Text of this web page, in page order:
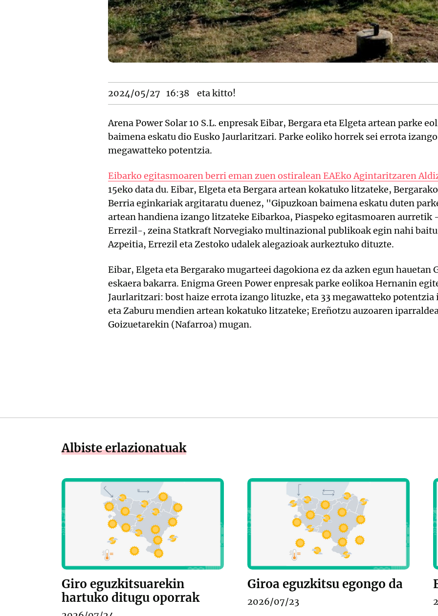
2024/05/27 16:38 eta kitto!
Arena Power Solar 10 S.L. enpresak Eibar, Bergara eta Elgeta artean parke
baimena eskatu dio Eusko Jaurlaritzari. Parke eoliko horrek sei errota
megawatteko potentzia.
Eibarko egitasmoaren berri eman zuen ostiralean EAEko Agintaritzaren
15eko data du. Eibar, Elgeta eta Bergara artean kokatuko litzateke,
Berria eginkariak argitaratu duenez, "Gipuzkoan baimena eskatu duten
artean handiena izango litzateke Eibarkoa, Piaspeko egitasmoaren aurretik
Errezil-, zeina Statkraft Norvegiako multinazional publikoak egin nahi
Azpeitia, Errezil eta Zestoko udalek alegazioak aurkeztuko dituzte.
Eibar, Elgeta eta Bergarako mugarteei dagokiona ez da azken egun hauetan
eskaera bakarra. Enigma Green Power enpresak parke eolikoa Hernanin
Jaurlaritzari: bost haize errota izango lituzke, eta 33 megawatteko potentzia
eta Zaburu mendien artean kokatuko litzateke; Ereñotzu auzoaren
Goizuetarekin (Nafarroa) mugan.
Albiste erlazionatuak
Giro eguzkitsuarekin
hartuko ditugu oporrak
Giroa eguzkitsu egongo da
2026/07/23